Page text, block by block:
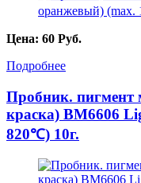
Цена: 60 Руб.
Подробнее
Пробник. пигмент
краска) BM6606
820℃) 10г.